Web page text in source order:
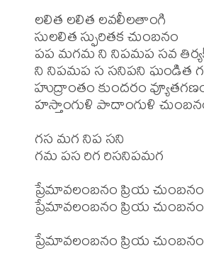
లలిత లలిత లవలీలతాంగి
సులలిత స్ఫురితక చుంబనం
పప మగమ ని నిపమప సవ
ని నిపమప స సనిపని ఘండిత
హుద్రాంతం కుందరం
హస్తాంగుళి పాదాంగుళి
గస మగ నిప సని
గమ పస రిగ రిసనిపమగ
ప్రేమావలంబనం ప్రియ చుంబనం
ప్రేమావలంబనం ప్రియ చుంబనం
ప్రేమావలంబనం ప్రియ చుంబనం